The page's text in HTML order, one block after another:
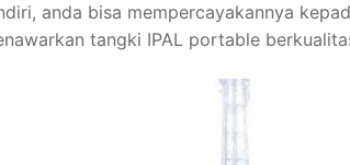
anda bisa mempercayakannya
tangki IPAL portable